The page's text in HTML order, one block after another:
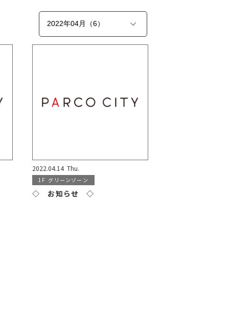
2022.04.14 Thu.
1F グリーンゾーン
◇ お知らせ ◇